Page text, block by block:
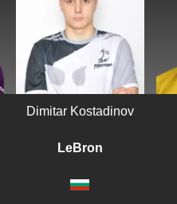
Dimitar Kostadinov
LeBron